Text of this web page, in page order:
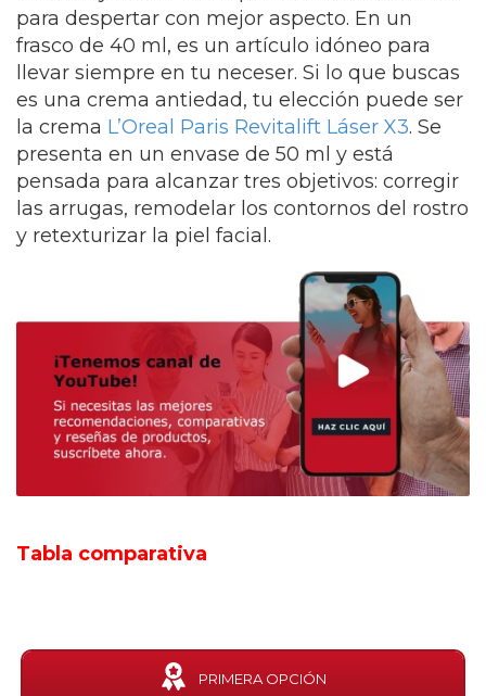
para despertar con mejor aspecto. En un
frasco de 40 ml, es un artículo idóneo para
llevar siempre en tu neceser. Si lo que buscas
es una crema antiedad, tu elección puede ser
la crema L’Oreal Paris Revitalift Láser X3. Se
presenta en un envase de 50 ml y está
pensada para alcanzar tres objetivos: corregir
las arrugas, remodelar los contornos del rostro
y retexturizar la piel facial.
Tabla comparativa
PRIMERA OPCIÓN